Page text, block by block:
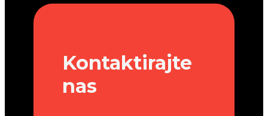
Kontaktirajte
nas